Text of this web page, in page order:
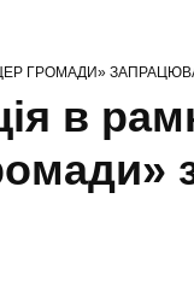
ГРОМАДИ»
в